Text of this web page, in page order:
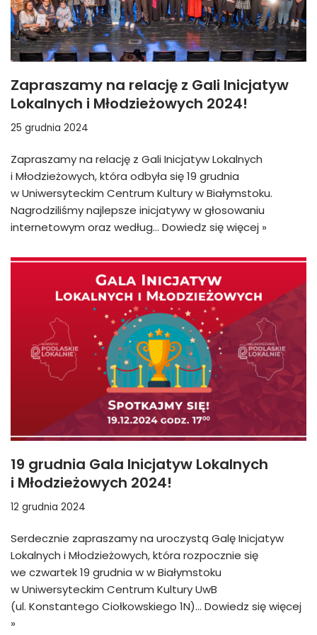
Zapraszamy na relację z Gali Inicjatyw
Lokalnych i Młodzieżowych 2024!
25 grudnia 2024
Zapraszamy na relację z Gali Inicjatyw Lokalnych
i Młodzieżowych, która odbyła się 19 grudnia
w Uniwersyteckim Centrum Kultury w Białymstoku.
Nagrodziliśmy najlepsze inicjatywy w głosowaniu
internetowym oraz według… Dowiedz się więcej »
19 grudnia Gala Inicjatyw Lokalnych
i Młodzieżowych 2024!
12 grudnia 2024
Serdecznie zapraszamy na uroczystą Galę Inicjatyw
Lokalnych i Młodzieżowych, która rozpocznie się
we czwartek 19 grudnia w w Białymstoku
w Uniwersyteckim Centrum Kultury UwB
(ul. Konstantego Ciołkowskiego 1N)… Dowiedz się więcej
»